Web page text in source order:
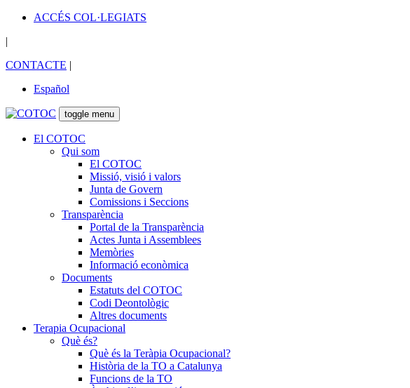
ACCÉS COL·LEGIATS
|
CONTACTE |
Español
toggle menu
El COTOC
Qui som
El COTOC
Missió, visió i valors
Junta de Govern
Comissions i Seccions
Transparència
Portal de la Transparència
Actes Junta i Assemblees
Memòries
Informació econòmica
Documents
Estatuts del COTOC
Codi Deontològic
Altres documents
Terapia Ocupacional
Què és?
Què és la Teràpia Ocupacional?
Història de la TO a Catalunya
Funcions de la TO